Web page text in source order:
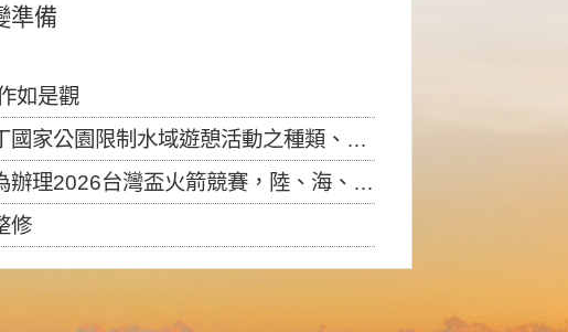
準備
如是觀
制水域遊憩活動之種類、範圍、時間及行為」，自即日生效。
盃火箭競賽，陸、海、空域警戒及協調相關事宜，因颱風備案事宜
修